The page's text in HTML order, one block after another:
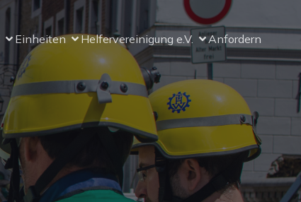
Einheiten Helfervereinigung e.V. Anfordern